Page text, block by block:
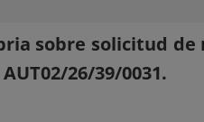
sobre solicitud
26/39/0031.